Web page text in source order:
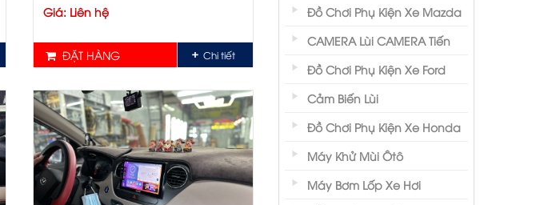
Giá: Liên hệ
ĐẶT HÀNG Chi tiết
Đồ Chơi Phụ Kiện Xe Mazda
CAMERA Lùi CAMERA Tiến
Đồ Chơi Phụ Kiện Xe Ford
Cảm Biến Lùi
Đồ Chơi Phụ Kiện Xe Honda
Máy Khử Mùi Ôtô
Máy Bơm Lốp Xe Hơi